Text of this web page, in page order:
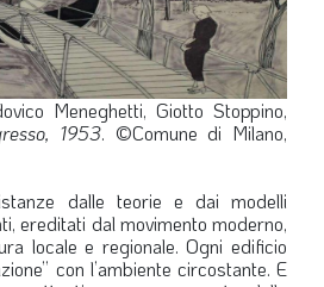
Meneghetti, Giotto Stoppino,
1953. ©Comune di Milano,
dalle teorie e dai modelli
ereditati dal movimento moderno,
locale e regionale. Ogni edificio
con l’ambiente circostante. E